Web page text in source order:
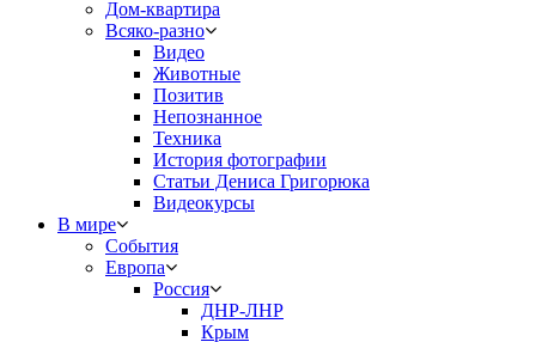
Дом-квартира
Всяко-разно
Видео
Животные
Позитив
Непознанное
Техника
История фотографии
Статьи Дениса Григорюка
Видеокурсы
В мире
События
Европа
Россия
ДНР-ЛНР
Крым